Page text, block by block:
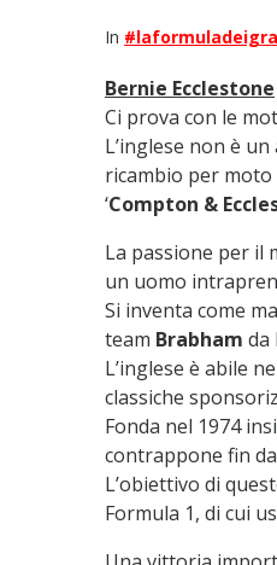
In
Bernie Ecclestone
Ci prova con le
L’inglese non è
ricambio per moto
‘Compton &
La passione per il
un uomo
Si inventa come
team Brabham da
L’inglese è abile
classiche
Fonda nel 1974
contrappone fin
L’obiettivo di
Formula 1, di cui